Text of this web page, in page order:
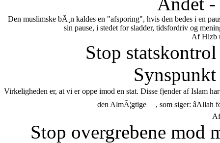
Den muslimske bÃ¸n kaldes en "afsporing", hvis den bedes i en
sin pause, i stedet for sladder, tidsfordriv og
Af Hizb
Stop
Virkeligheden er, at vi er oppe imod en stat. Disse fjender af Islam
den AlmÃ¦gtige
, som siger:
Stop overgrebene mod